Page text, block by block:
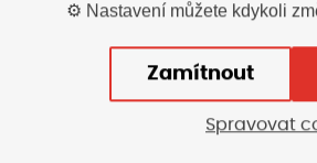
⚙️ Nastavení můžete kdykoli
Zamítnout
Spravovat